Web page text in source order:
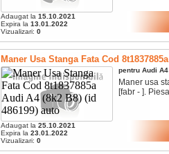
Adaugat la 15.10.2021
Expira la 13.01.2022
Vizualizari: 0
Maner Usa Stanga Fata Cod
Adaugat la 25.10.2021
Expira la 23.01.2022
Vizualizari: 0
pentru Audi A4
Maner usa
[fabr - ].